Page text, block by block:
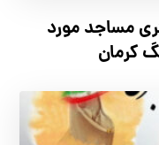
مساجد مورد
كرمان